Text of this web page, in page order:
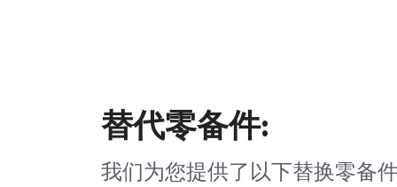
替代零备件:
我们为您提供了以下替换零备